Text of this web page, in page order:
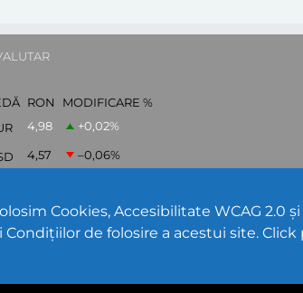
Cookies, Accesibilitate WCAG 2.0
de folosire a acestui site. Click
RON
MODIFICARE %
4,98 +0,02%
4,57 –0,06%
| Tipul UAT - 14 - C - Comună | Codul SIRUTA al